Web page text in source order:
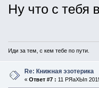
Ну что с тебя
Иди за тем, с кем тебе по пути.
Re: Книжная эзотерика
« Ответ #7 : 11 РЯаХЫп